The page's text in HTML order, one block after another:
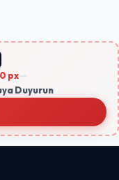
px
Duyurun